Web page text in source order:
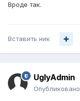
Вроде так.
Вставить ник
UglyAdmin
Опубликовано